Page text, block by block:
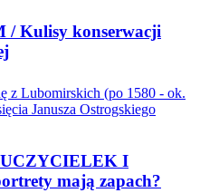
Kulisy konserwacji
I
mają zapach?